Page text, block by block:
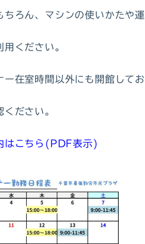
ちろん、マシンの使いかたや
ください。
ー在室時間以外にも開館して
はこちら(PDF表示)